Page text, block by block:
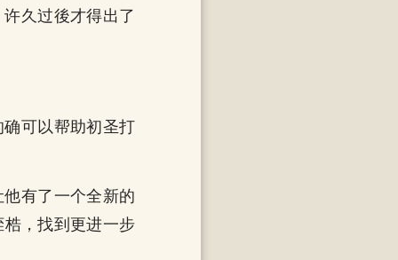
久过後才得出了
可以帮助初圣打
有了一个全新的
，找到更进一步